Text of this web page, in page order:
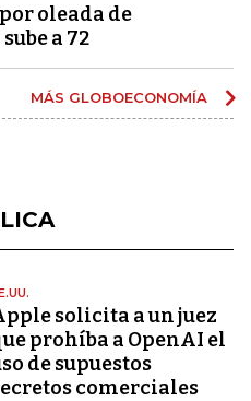
oleada de
a 72
MÁS GLOBOECONOMÍA
solicita a un juez
prohíba a OpenAI el
de supuestos
comerciales